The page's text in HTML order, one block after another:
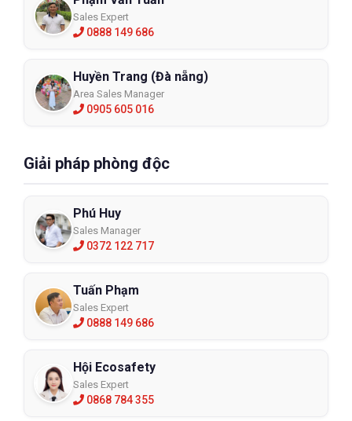
Sales Expert
0888 149 686
Huyền Trang (Đà nẵng)
Area Sales Manager
0905 605 016
Giải pháp phòng độc
Phú Huy
Sales Manager
0372 122 717
Tuấn Phạm
Sales Expert
0888 149 686
Hội Ecosafety
Sales Expert
0868 784 355